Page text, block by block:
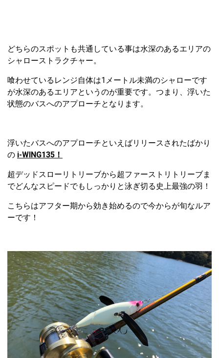
どちらのスポットも共通している事は水深のあるエリアの
シャローストラクチャー。
喰わせているレンジ自体は1メートル未満のシャローです
が水深のあるエリアというのが重要です。つまり、浮いた
状態のバスへのアプローチとなります。
浮いたバスへのアプローチといえばリリースされたばかり
の i-WING135！
超デッドスローリトリーブから超ファーストリトリーブま
でどんなスピードでもしっかりと泳ぎ切る史上最強の羽！
こちらはアフター期から効き始めるので今からが旬なルア
ーです！